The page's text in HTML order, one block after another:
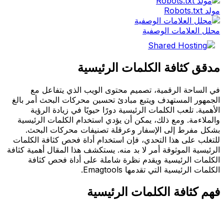
مولد Robots.txt
محلل العلامات الوصفية
مدقق كثافة الكلمات الرئيسية
في الساحة الرقمية، تصميم محتوى الويب الذي يتفاعل مع
الجمهور المستهدف ويتبع مبادئ تحسين محركات البحث أمر بالغ
الأهمية. تلعب الكلمات الرئيسية دورًا حيويًا في زيادة الرؤية
والملاءمة. ومع ذلك، يمكن أن يؤدي استخدام الكلمات الرئيسية
بشكل مفرط إلى الإسفار وعرقلة تصنيفات محركات البحث.
للتغلب على هذا التحدي، فإن استخدام أداة فحص كثافة الكلمات
الرئيسية الموثوقة أمر لا بد منه. يستكشف هذا المقال أهمية كثافة
الكلمات الرئيسية ويقدم نظرة شاملة على أداة فحص كثافة
الكلمات الرئيسية التي تقدمها Emagtools.
فهم كثافة الكلمات الرئيسية